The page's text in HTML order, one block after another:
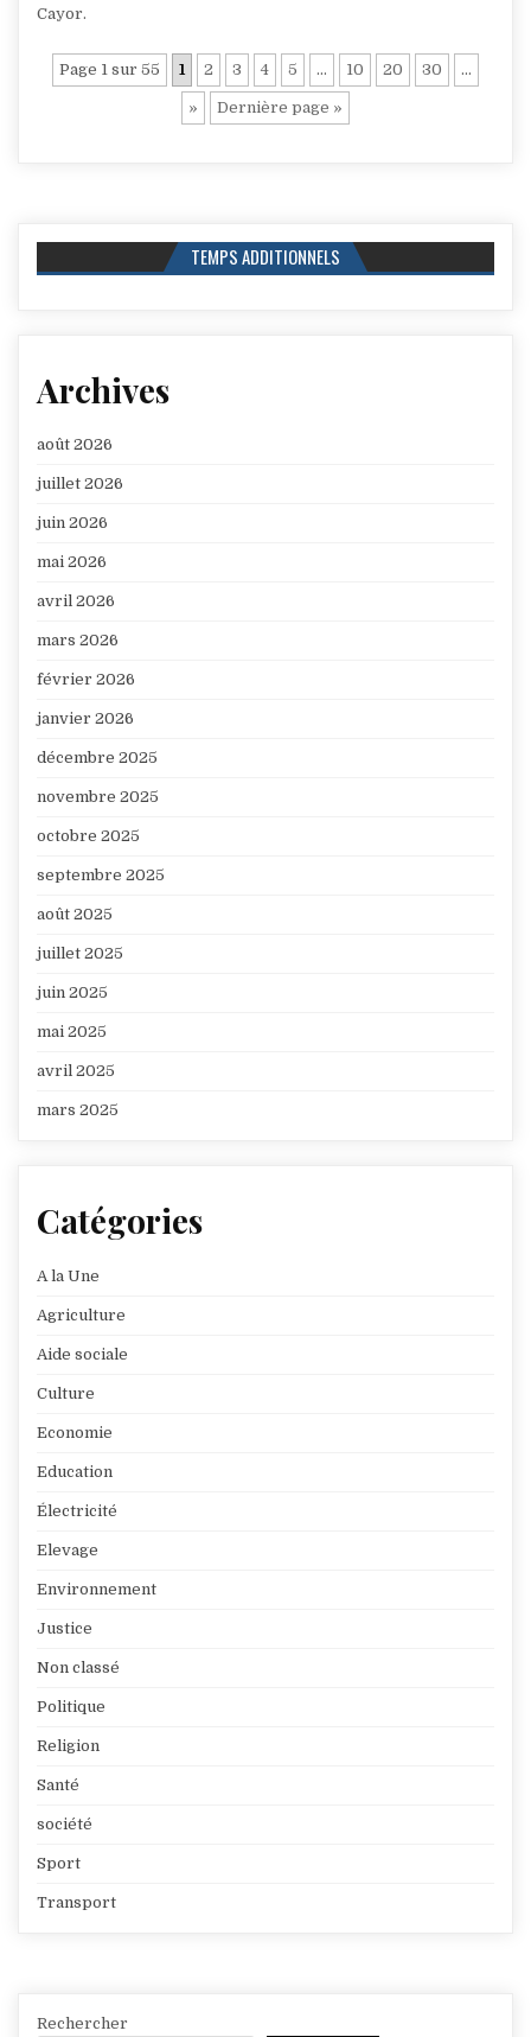
Cayor.
Page 1 sur 55 1 2 3 4 5 … 10 20 30 …
» Dernière page »
TEMPS ADDITIONNELS
Archives
août 2026
juillet 2026
juin 2026
mai 2026
avril 2026
mars 2026
février 2026
janvier 2026
décembre 2025
novembre 2025
octobre 2025
septembre 2025
août 2025
juillet 2025
juin 2025
mai 2025
avril 2025
mars 2025
Catégories
A la Une
Agriculture
Aide sociale
Culture
Economie
Education
Électricité
Elevage
Environnement
Justice
Non classé
Politique
Religion
Santé
société
Sport
Transport
Rechercher